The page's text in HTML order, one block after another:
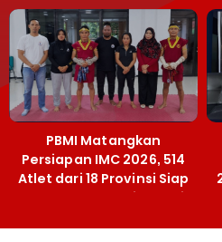
Terobosan Bangun
Grassroots
PBMI Matangkan
Persiapan IMC 2026, 514
Atlet dari 18 Provinsi Siap
Berlaga Besok di Bekasi